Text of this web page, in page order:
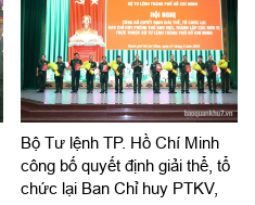
Bộ Tư lệnh TP. Hồ Chí Minh
công bố quyết định giải thể, tổ
chức lại Ban Chỉ huy PTKV,